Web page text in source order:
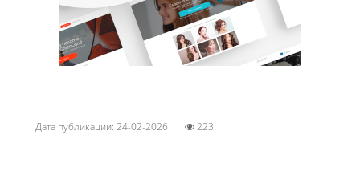
Дата публикации: 24-02-2026 223